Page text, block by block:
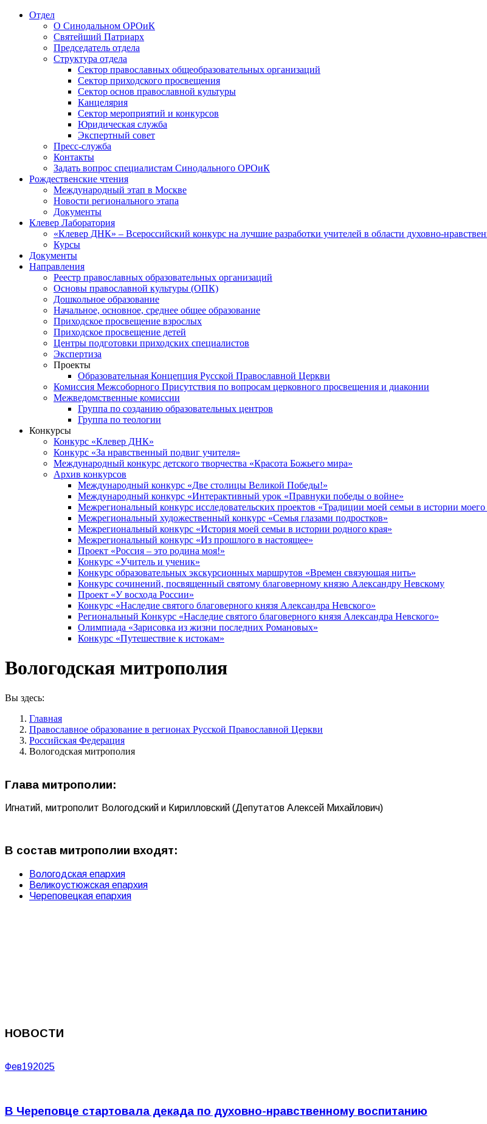
Отдел
О Синодальном ОРОиК
Святейший Патриарх
Председатель отдела
Структура отдела
Сектор православных общеобразовательных организаций
Сектор приходского просвещения
Сектор основ православной культуры
Канцелярия
Сектор мероприятий и конкурсов
Юридическая служба
Экспертный совет
Пресс-служба
Контакты
Задать вопрос специалистам Синодального ОРОиК
Рождественские чтения
Международный этап в Москве
Новости регионального этапа
Документы
Клевер Лаборатория
«Клевер ДНК» – Всероссийский конкурс на лучшие разработки учителей в области духовно-
Курсы
Документы
Направления
Реестр православных образовательных организаций
Основы православной культуры (ОПК)
Дошкольное образование
Начальное, основное, среднее общее образование
Приходское просвещение взрослых
Приходское просвещение детей
Центры подготовки приходских специалистов
Экспертиза
Проекты
Образовательная Концепция Русской Православной Церкви
Комиссия Межсоборного Присутствия по вопросам церковного просвещения и диаконии
Межведомственные комиссии
Группа по созданию образовательных центров
Группа по теологии
Конкурсы
Конкурс «Клевер ДНК»
Конкурс «За нравственный подвиг учителя»
Международный конкурс детского творчества «Красота Божьего мира»
Архив конкурсов
Международный конкурс «Две столицы Великой Победы!»
Международный конкурс «Интерактивный урок «Правнуки победы о войне»
Межрегиональный конкурс исследовательских проектов «Традиции моей семьи в истории моего
Межрегиональный художественный конкурс «Семья глазами подростков»
Межрегиональный конкурс «История моей семьи в истории родного края»
Межрегиональный конкурс «Из прошлого в настоящее»
Проект «Россия – это родина моя!»
Конкурс «Учитель и ученик»
Конкурс образовательных экскурсионных маршрутов «Времен связующая нить»
Конкурс сочинений, посвященный святому благоверному князю Александру Невскому
Проект «У восхода России»
Конкурс «Наследие святого благоверного князя Александра Невского»
Региональный Конкурс «Наследие святого благоверного князя Александра Невского»
Олимпиада «Зарисовка из жизни последних Романовых»
Конкурс «Путешествие к истокам»
Вологодская митрополия
Вы здесь:
Главная
Православное образование в регионах Русской Православной Церкви
Российская Федерация
Вологодская митрополия
Глава митрополии:
Игнатий, митрополит Вологодский и Кирилловский (Депутатов Алексей Михайлович)
В состав митрополии входят:
Вологодская епархия
Великоустюжская епархия
Череповецкая епархия
НОВОСТИ
Фев192025
В Череповце стартовала декада по духовно-нравственному воспитанию